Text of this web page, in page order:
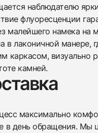
наблюдателю
флуоресценции
малейшего намека на
в лаконичной манере,
каркасом, визуально
камней.
максимально
в день обращения. Мы